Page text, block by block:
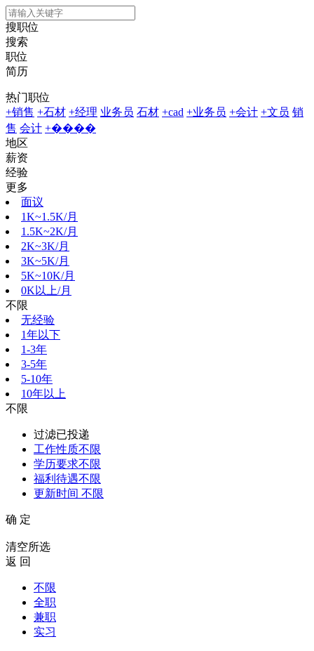
搜职位
搜索
职位
简历
热门职位
+销售 +石材 +经理 业务员 石材 +cad +业务员 +会计 +文员 销
售 会计 +����
地区
薪资
经验
更多
面议
1K~1.5K/月
1.5K~2K/月
2K~3K/月
3K~5K/月
5K~10K/月
0K以上/月
不限
无经验
1年以下
1-3年
3-5年
5-10年
10年以上
不限
过滤已投递
工作性质不限
学历要求不限
福利待遇不限
更新时间 不限
确 定
清空所选
返 回
不限
全职
兼职
实习